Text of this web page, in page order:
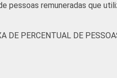
pessoas remuneradas que
DE PERCENTUAL DE